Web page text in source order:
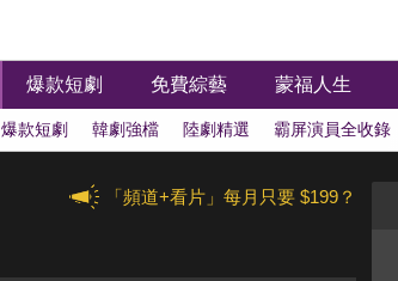
爆款短劇 免費綜藝 蒙福人生
爆款短劇 韓劇強檔 陸劇精選 霸屏演員全收錄
「頻道+看片」每月只要 $199？